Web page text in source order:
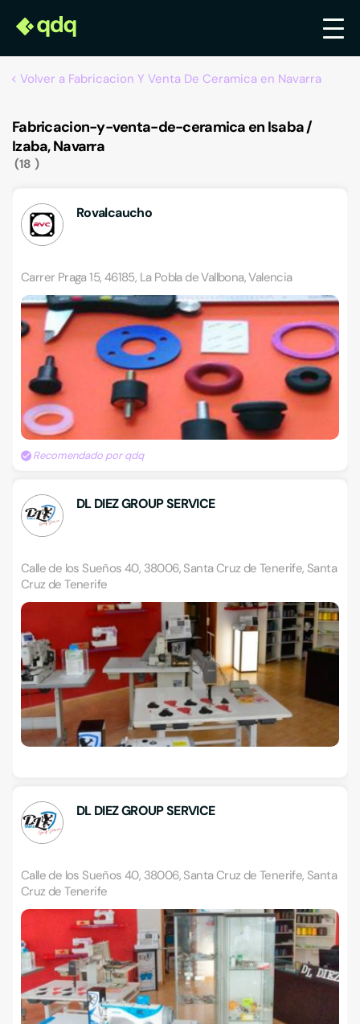
Volver a Fabricacion Y Venta De Ceramica en Navarra
Fabricacion-y-venta-de-ceramica en Isaba /
Izaba, Navarra
18
Rovalcaucho
Carrer Praga 15, 46185, La Pobla de Vallbona, Valencia
Recomendado por qdq
DL DIEZ GROUP SERVICE
Calle de los Sueños 40, 38006, Santa Cruz de Tenerife, Santa
Cruz de Tenerife
DL DIEZ GROUP SERVICE
Calle de los Sueños 40, 38006, Santa Cruz de Tenerife, Santa
Cruz de Tenerife